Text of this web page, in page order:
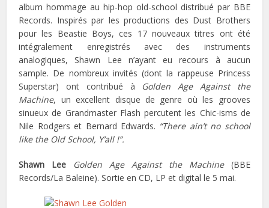
album hommage au hip-hop old-school distribué par BBE
Records. Inspirés par les productions des Dust Brothers
pour les Beastie Boys, ces 17 nouveaux titres ont été
intégralement enregistrés avec des instruments
analogiques, Shawn Lee n’ayant eu recours à aucun
sample. De nombreux invités (dont la rappeuse Princess
Superstar) ont contribué à Golden Age Against the
Machine, un excellent disque de genre où les grooves
sinueux de Grandmaster Flash percutent les Chic-isms de
Nile Rodgers et Bernard Edwards. “There ain’t no school
like the Old School, Y’all !”.
Shawn Lee Golden Age Against the Machine(BBE
Records/La Baleine). Sortie en CD, LP et digital le 5 mai.